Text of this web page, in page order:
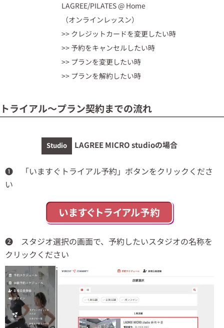
LAGREE/PILATES @ Home
（オンラインレッスン）
>> クレジットカードを変更したい時
>> 予約をキャンセルしたい時
>> プランを変更したい時
>> プランを解約したい時
トライアル〜プラン契約までの流れ
Studio LAGREE MICRO studioの場合
❶ 「いますぐトライアル予約」ボタンをクリックくださ
い
❷ スタジオ選択の画面で、予約したいスタジオの名称を
クリックください